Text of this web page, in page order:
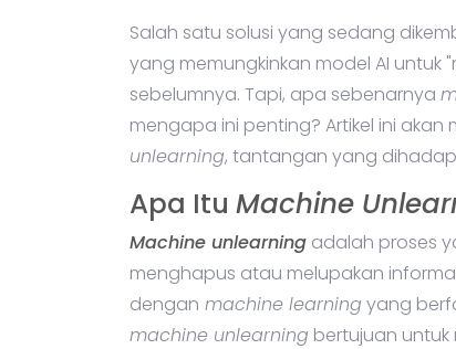
Salah satu solusi yang sedang
yang memungkinkan model AI
sebelumnya. Tapi, apa sebenarnya
mengapa ini penting? Artikel ini
unlearning, tantangan yang
Apa Itu Machine
Machine unlearning adalah proses
menghapus atau melupakan
dengan machine learning yang
machine unlearning bertujuan